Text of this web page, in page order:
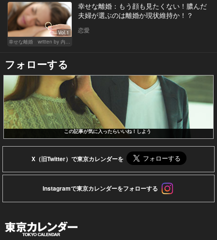
Vol.1
幸せな離婚：もう顔も見たくない！膿んだ
夫婦が選ぶのは離婚か現状維持か！？
恋愛
フォローする
この記事が気に入ったらいいね！しよう
X（旧Twitter）で東京カレンダーを
Instagramで東京カレンダーをフォローする